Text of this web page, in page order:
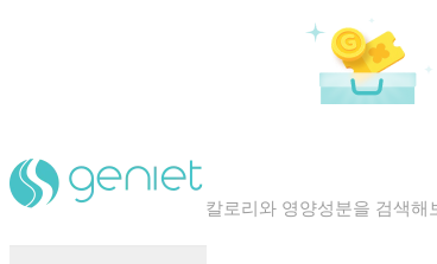
칼로리와 영양성분을 검색해